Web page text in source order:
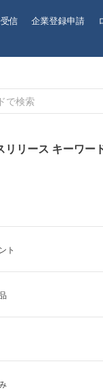
信 企業登録申請
リリース キーワー
ト